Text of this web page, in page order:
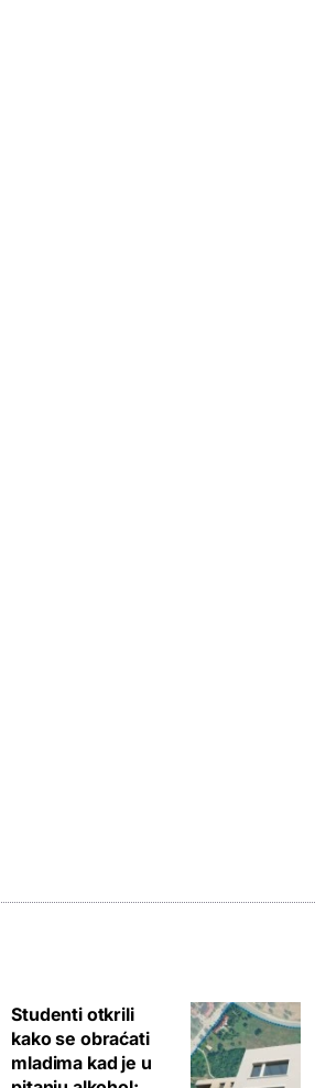
Studenti otkrili
kako se obraćati
mladima kad je u